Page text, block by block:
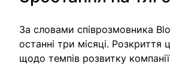
За словами співрозмовника
останні три місяці. Розкриття
щодо темпів розвитку